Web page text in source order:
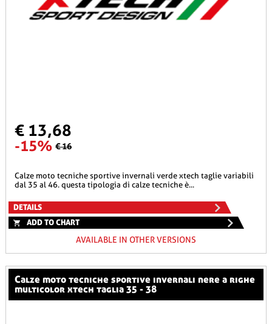
€ 13,68
-15% € 16
calze moto tecniche sportive invernali verde xtech taglie variabili
dal 35 al 46. questa tipologia di calze tecniche è...
DETAILS
ADD TO CHART
AVAILABLE IN OTHER VERSIONS
calze moto tecniche sportive invernali nere a righe
multicolor xtech taglia 35 - 38